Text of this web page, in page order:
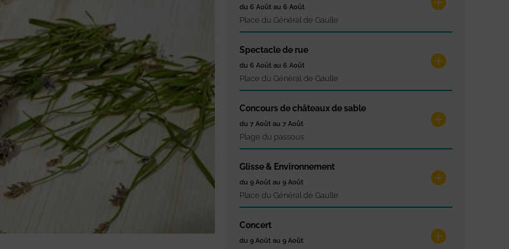
du 6 Août au 6 Août
Place du Général de Gaulle
Spectacle de rue
du 6 Août au 6 Août
Place du Général de Gaulle
Concours de châteaux de sable
du 7 Août au 7 Août
Plage du passous
Glisse & Environnement
du 9 Août au 9 Août
Place du Général de Gaulle
Concert
du 9 Août au 9 Août